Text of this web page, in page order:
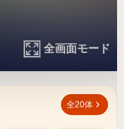
全画面モード
全20体